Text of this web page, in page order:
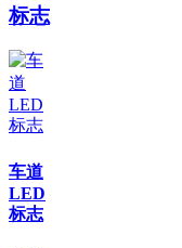
标志
车道
LED
标志